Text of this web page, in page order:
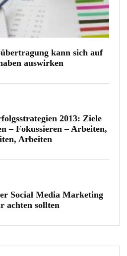
kann sich auf
auswirken
2013: Ziele
– Fokussieren – Arbeiten,
Arbeiten
Social Media Marketing
achten sollten